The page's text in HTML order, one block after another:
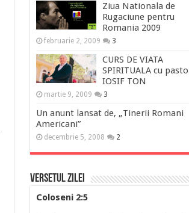
Ziua Nationala de
Rugaciune pentru
Romania 2009
februarie 2, 2009 3
CURS DE VIATA
SPIRITUALA cu
IOSIF TON
martie 9, 2009 3
Un anunt lansat de, „Tinerii Romani
Americani”
decembrie 5, 2008 2
Versetul Zilei
Coloseni 2:5